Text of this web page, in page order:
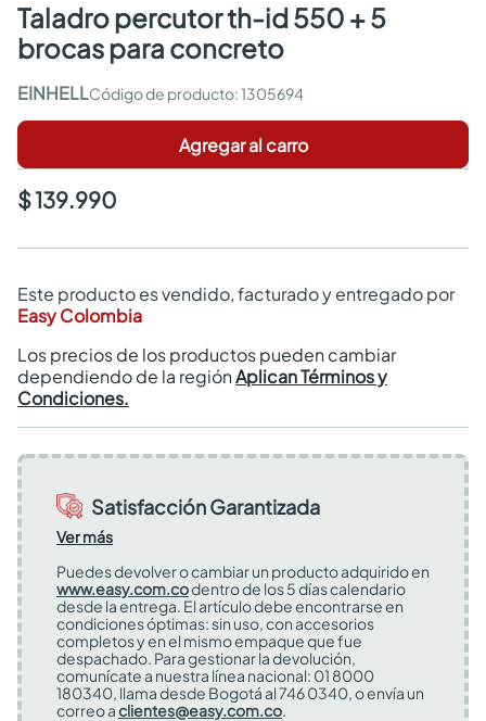
taladro percutor th-id 550 + 5
brocas para concreto
EINHELL :1305694
Agregar al carro
$ 139.990
Este producto es vendido, facturado y entregado por
Easy Colombia
Los precios de los productos pueden cambiar
dependiendo de la regiónAplican Términos y
Condiciones.
Satisfacción Garantizada
Ver más
Puedes devolver o cambiar un producto adquirido en
www.easy.com.codentro de los 5 días calendario
desde la entrega. El artículo debe encontrarse en
condiciones óptimas: sin uso, con accesorios
completos y en el mismo empaque que fue
despachado. Para gestionar la devolución,
comunícate a nuestra línea nacional: 01 8000
180340, llama desde Bogotá al 746 0340, o envía un
correo aclientes@easy.com.co.